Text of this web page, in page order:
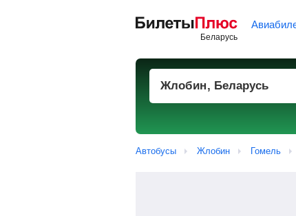
Автобусы Жлобин Гомель